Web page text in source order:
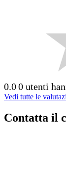
0.00 utenti
Vedi tutte le
Contatta il